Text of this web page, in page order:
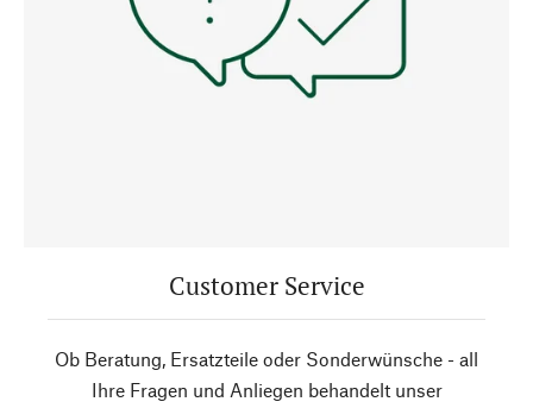
Customer Service
Ob Beratung, Ersatzteile oder Sonderwünsche - all
Ihre Fragen und Anliegen behandelt unser